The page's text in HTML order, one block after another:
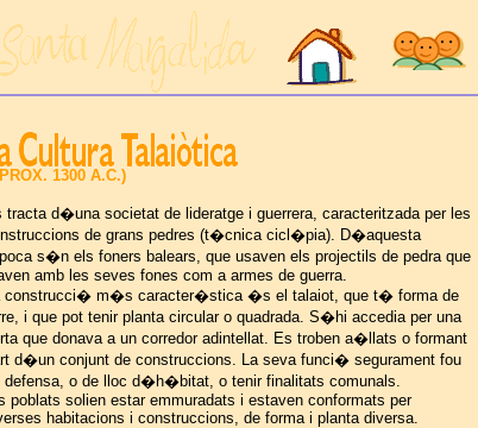
1300 A.C.)
tracta d�una societat de lideratge i guerrera, caracteritzada per les
de grans pedres (t�cnica cicl�pia). D�aquesta
s�n els foners balears, que usaven els projectils de pedra que
amb les seves fones com a armes de guerra.
construcci� m�s caracter�stica �s el talaiot, que t� forma de
i que pot tenir planta circular o quadrada. S�hi accedia per una
que donava a un corredor adintellat. Es troben a�llats o formant
d�un conjunt de construccions. La seva funci� segurament fou
defensa, o de lloc d�h�bitat, o tenir finalitats comunals.
poblats solien estar emmuradats i estaven conformats per
habitacions i construccions, de forma i planta diversa.